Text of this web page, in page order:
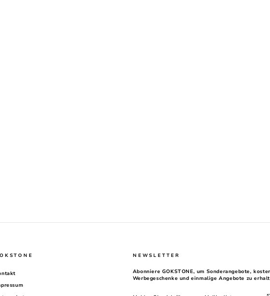
NEWSLETTER
Abonniere GOKSTONE, um Sonderangebote,
Werbegeschenke und einmalige Angebote zu